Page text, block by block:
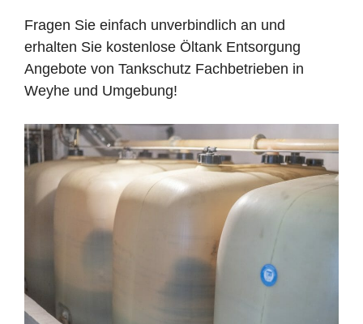
Fragen Sie einfach unverbindlich an und
erhalten Sie kostenlose Öltank Entsorgung
Angebote von Tankschutz Fachbetrieben in
Weyhe und Umgebung!